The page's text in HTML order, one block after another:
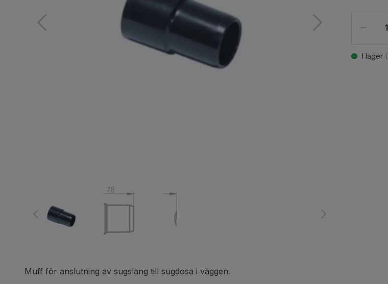
I lager (
Muff för anslutning av sugslang till sugdosa i väggen.